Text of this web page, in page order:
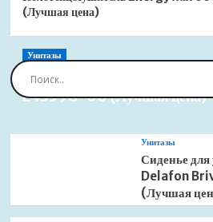
(Лучшая цена)
Унитазы
Сиденье для унитаза Jacob
E4359G-00 (Лучшая цена)
Унитазы
Сиденье
Delafon
(Лучшая